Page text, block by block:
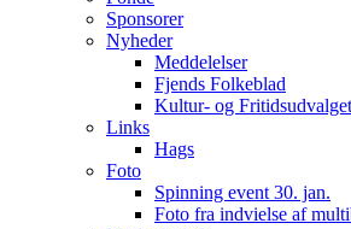
Sponsorer
Nyheder
Meddelelser
Fjends Folkeblad
Kultur- og
Links
Hags
Foto
Spinning event 30. jan.
Foto fra indvielse af